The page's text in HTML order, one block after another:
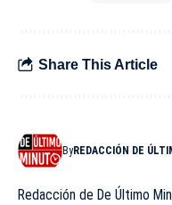
Share This Article
ByREDACCIÓN DE
Redacción de De Último